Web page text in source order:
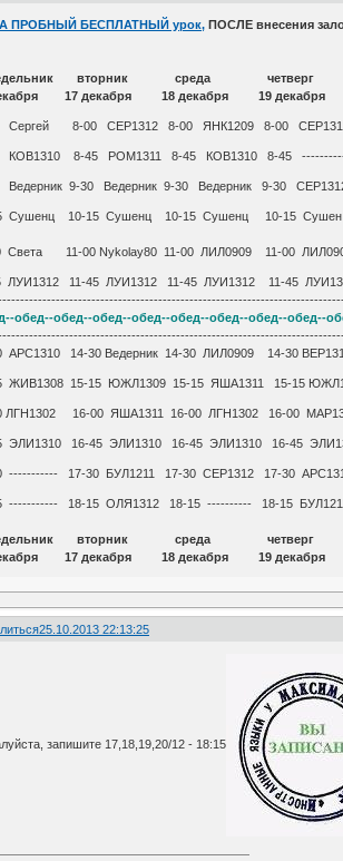
ПРОБНЫЙ БЕСПЛАТНЫЙ урок, ПОСЛЕ внесения
вторник среда четверг
17 декабря 18 декабря 19 декабря
Cергей 8-00 СЕР1312 8-00 ЯНК1209 8-00
КОВ1310 8-45 РОМ1311 8-45 КОВ1310 8-45
Ведерник 9-30 Ведерник 9-30 Ведерник 9-30
Сушенц 10-15 Сушенц 10-15 Сушенц 10-15
Света 11-00 Nykolay80 11-00 ЛИЛ0909 11-00
ЛУИ1312 11-45 ЛУИ1312 11-45 ЛУИ1312 11-45
обед--обед--обед--обед--обед--обед--обед--обед--
АРС1310 14-30 Ведерник 14-30 ЛИЛ0909 14-30
ЖИВ1308 15-15 ЮЖЛ1309 15-15 ЯША1311 15-15
ЛГН1302 16-00 ЯША1311 16-00 ЛГН1302 16-00
ЭЛИ1310 16-45 ЭЛИ1310 16-45 ЭЛИ1310 16-45
----------- 17-30 БУЛ1211 17-30 СЕР1312 17-30
----------- 18-15 ОЛЯ1312 18-15 ---------- 18-15
вторник среда четверг
17 декабря 18 декабря 19 декабря
25.10.2013 22:13:25
запишите 17,18,19,20/12 - 18:15